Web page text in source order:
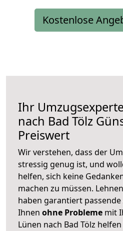
Kostenlose
Ihr
nach Bad Tölz
Preiswert
Wir verstehen, dass der
stressig genug ist, und
helfen, sich keine
machen zu müssen.
haben garantiert
Ihnen ohne Probleme mit
Lünen nach Bad Tölz